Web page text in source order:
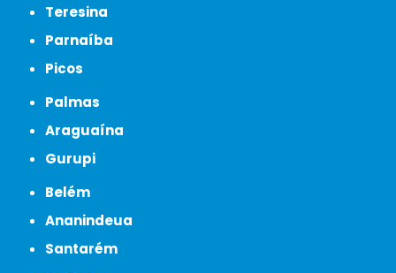
Teresina
Parnaíba
Picos
Palmas
Araguaína
Gurupi
Belém
Ananindeua
Santarém